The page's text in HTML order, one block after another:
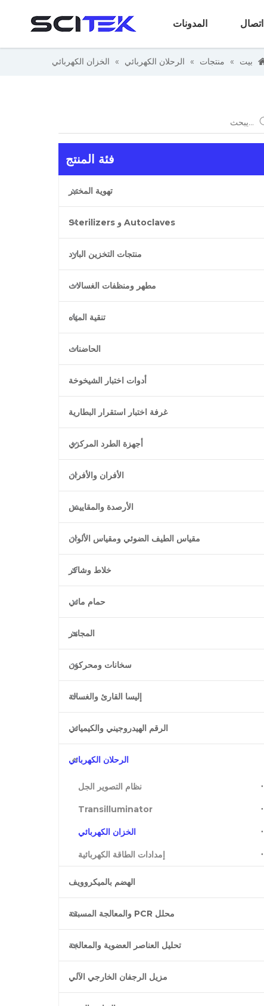
اتصال المدونات
بيت » منتجات » الرحلان الكهربائي » الخزان الكهربائي
فئة المنتج
تهوية المختبر
Autoclaves و Sterilizers
منتجات التخزين البارد
مطهر ومنظفات الغسالات
تنقية المياه
الحاضنات
أدوات اختبار الشيخوخة
غرفة اختبار استقرار البطارية
أجهزة الطرد المركزي
الأفران والأفران
الأرصدة والمقاييس
مقياس الطيف الضوئي ومقياس الألوان
خلاط وشاكر
حمام مائي
المجاهر
سخانات ومحركون
إليسا القارئ والغسالة
الرقم الهيدروجيني والكيميائي
الرحلان الكهربائي
نظام التصوير الجل
Transilluminator
الخزان الكهربائي
إمدادات الطاقة الكهربائية
الهضم بالميكروويف
محلل PCR والمعالجة المسبقة
تحليل العناصر العضوية والمعالجة
مزيل الرجفان الخارجي الآلي